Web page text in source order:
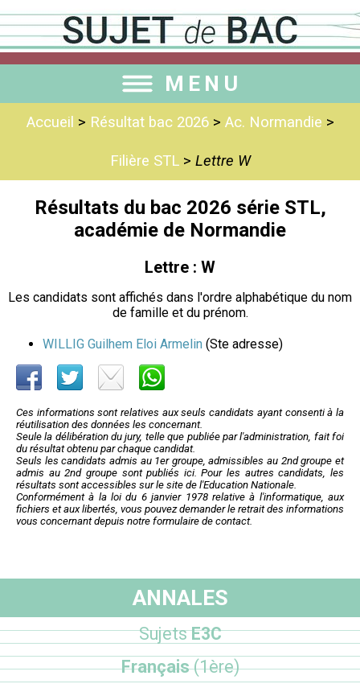
MENU
Accueil > Résultat bac 2026> Ac. Normandie >
Filière STL> Lettre W
Résultats du bac 2026 série STL,
académie de Normandie
Lettre : W
Les candidats sont affichés dans l'ordre alphabétique du nom
de famille et du prénom.
WILLIG Guilhem Eloi Armelin (Ste adresse)
Ces informations sont relatives aux seuls candidats ayant consenti à la
réutilisation des données les concernant.
Seule la délibération du jury, telle que publiée par l'administration, fait foi
du résultat obtenu par chaque candidat.
Seuls les candidats admis au 1er groupe, admissibles au 2nd groupe et
admis au 2nd groupe sont publiés ici. Pour les autres candidats, les
résultats sont accessibles sur le site de l'Education Nationale.
Conformément à la loi du 6 janvier 1978 relative à l'informatique, aux
fichiers et aux libertés, vous pouvez demander le retrait des informations
vous concernant depuis notre formulaire de contact.
ANNALES
SujetsE3C
Français(1ère)